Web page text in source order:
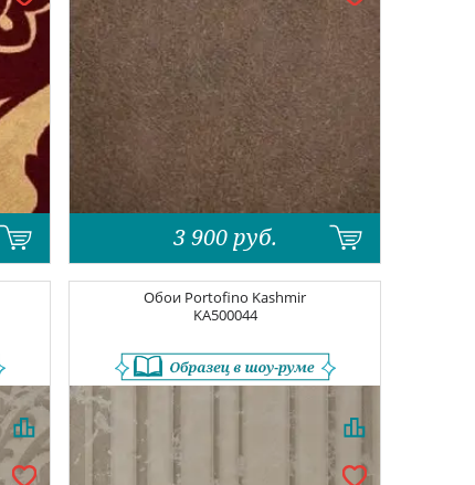
3 900 руб.
Обои Portofino Kashmir
KA500044